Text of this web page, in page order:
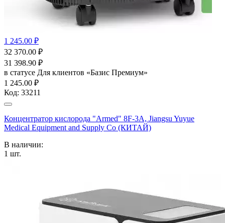
1 245.00 ₽
32 370.00 ₽
31 398.90 ₽
в статусе Для клиентов «Базис Премиум»
1 245.00 ₽
Код: 33211
Концентратор кислорода "Armed" 8F-3А, Jiangsu Yuyue
Medical Equipment and Supply Co (КИТАЙ)
В наличии:
1 шт.